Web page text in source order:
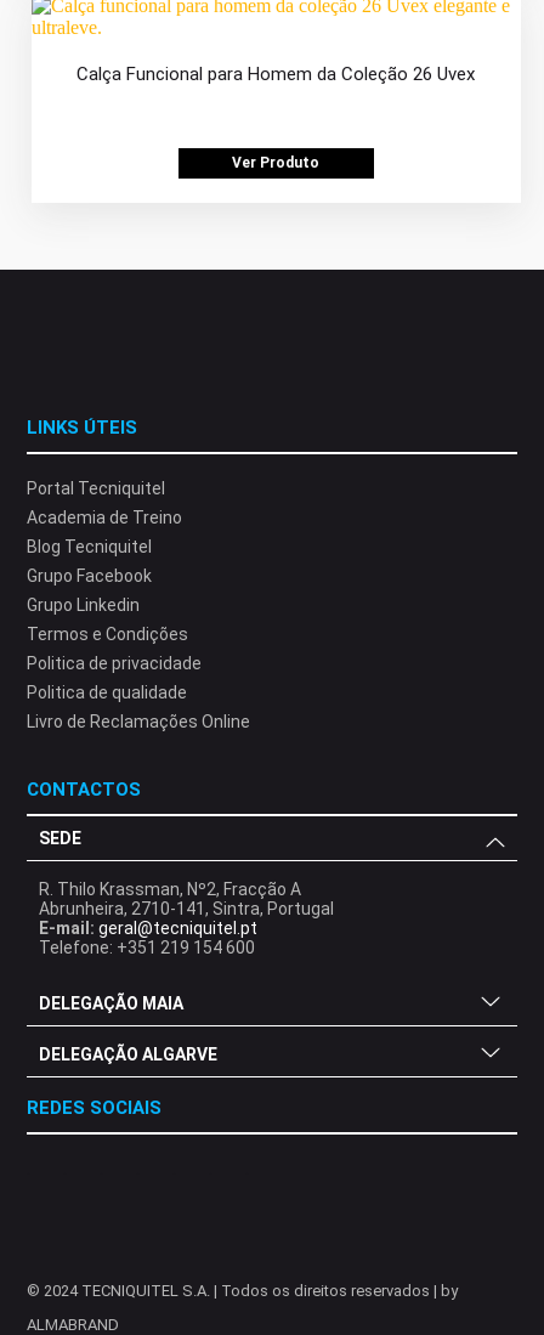
Calça Funcional para Homem da Coleção 26 Uvex
Ver Produto
LINKS ÚTEIS
Portal Tecniquitel
Academia de Treino
Blog Tecniquitel
Grupo Facebook
Grupo Linkedin
Termos e Condições
Politica de privacidade
Politica de qualidade
Livro de Reclamações Online
CONTACTOS
SEDE
R. Thilo Krassman, Nº2, Fracção A
Abrunheira, 2710-141, Sintra, Portugal
E-mail: geral@tecniquitel.pt
Telefone: +351 219 154 600
DELEGAÇÃO MAIA
DELEGAÇÃO ALGARVE
REDES SOCIAIS
© 2024 TECNIQUITEL S.A. | Todos os direitos reservados | by
ALMABRAND